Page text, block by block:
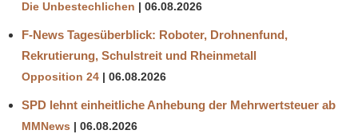
Die Unbestechlichen 06.08.2026
F-News Tagesüberblick: Roboter, Drohnenfund,
Rekrutierung, Schulstreit und Rheinmetall
Opposition 24 06.08.2026
SPD lehnt einheitliche Anhebung der Mehrwertsteuer ab
MMNews 06.08.2026